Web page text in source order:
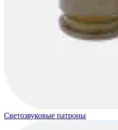
Светозвуковые патроны